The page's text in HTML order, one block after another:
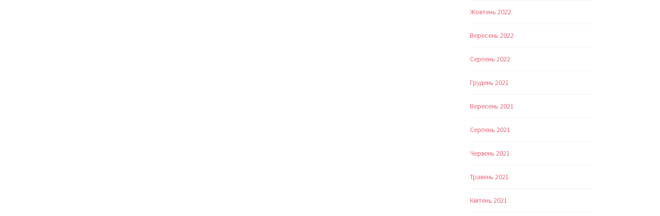
Жовтень 2022
Вересень 2022
Серпень 2022
Грудень 2021
Вересень 2021
Серпень 2021
Червень 2021
Травень 2021
Квітень 2021